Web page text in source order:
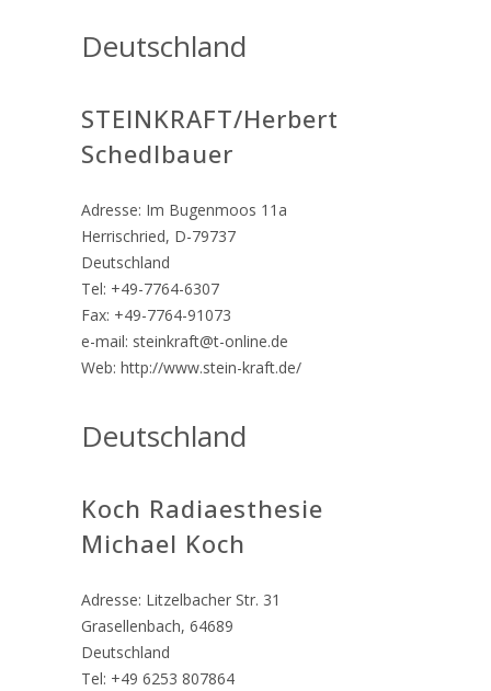
Deutschland
STEINKRAFT/Herbert
Schedlbauer
Adresse: Im Bugenmoos 11a
Herrischried, D-79737
Deutschland
Tel: +49-7764-6307
Fax: +49-7764-91073
e-mail: steinkraft@t-online.de
Web: http://www.stein-kraft.de/
Deutschland
Koch Radiaesthesie
Michael Koch
Adresse: Litzelbacher Str. 31
Grasellenbach, 64689
Deutschland
Tel: +49 6253 807864